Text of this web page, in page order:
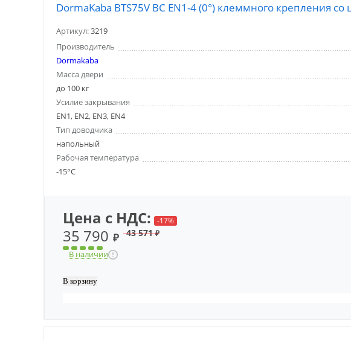
DormaKaba BTS75V BC EN1-4 (0°) клеммного крепления
Артикул:3219
Производитель
Dormakaba
Масса двери
до 100 кг
Усилие закрывания
EN1, EN2, EN3, EN4
Тип доводчика
напольный
Рабочая температура
-15°С
Цена с НДС: -17%
35 790₽ 43 571₽
В наличии